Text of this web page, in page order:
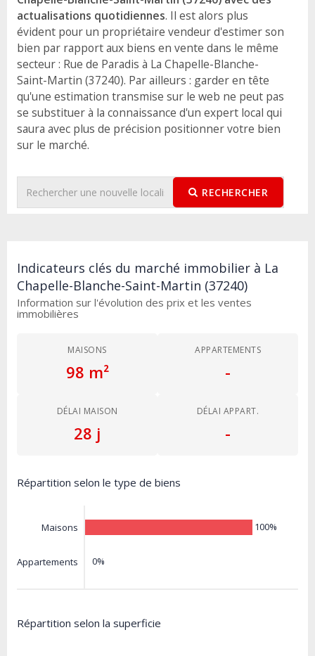
actualisations quotidiennes. Il est alors plus
évident pour un propriétaire vendeur d'estimer son
bien par rapport aux biens en vente dans le même
secteur : Rue de Paradis à La Chapelle-Blanche-
Saint-Martin (37240). Par ailleurs : garder en tête
qu'une estimation transmise sur le web ne peut pas
se substituer à la connaissance d'un expert local qui
saura avec plus de précision positionner votre bien
sur le marché.
RECHERCHER
Indicateurs clés du marché immobilier à La
Chapelle-Blanche-Saint-Martin (37240)
Information sur l'évolution des prix et les ventes
immobilières
MAISONS
98 m²
APPARTEMENTS
-
DÉLAI MAISON
28 j
DÉLAI APPART.
-
Répartition selon le type de biens
Maisons
Appartements
100%
0%
Répartition selon la superficie